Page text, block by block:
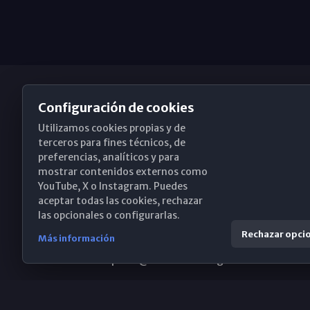
Obispado de Málaga
Santa María, 18-20. 29015 Málaga
(+34) 952 224 386
Configuración de cookies
Utilizamos cookies propias y de
terceros para fines técnicos, de
preferencias, analíticos y para
mostrar contenidos externos como
YouTube, X o Instagram. Puedes
aceptar todas las cookies, rechazar
las opcionales o configurarlas.
Más información Rechazar